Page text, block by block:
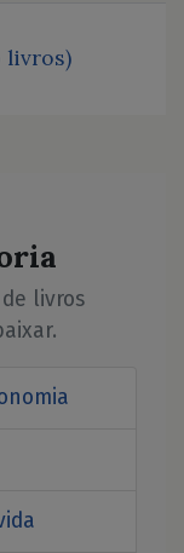
livros)
livros